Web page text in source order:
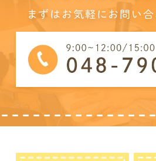
まずはお気軽にお問い合